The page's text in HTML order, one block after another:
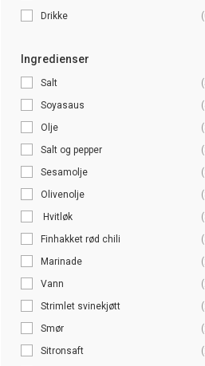
Drikke
Ingredienser
Salt
Soyasaus
Olje
Salt og pepper
Sesamolje
Olivenolje
Hvitløk
Finhakket rød chili
Marinade
Vann
Strimlet svinekjøtt
Smør
Sitronsaft